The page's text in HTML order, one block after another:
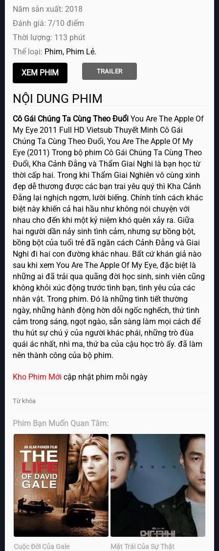
Năm sản xuất: 2018
Đánh giá: 7/10 điểm
Thời lượng: 113 phút
Thể loại: Phim Phim Lẻ
TRAILER
NỘI DUNG PHIM
Cô Gái Chúng Ta Cùng Theo Đuổi You Are The Apple Of
My Eye 2011 Full HD Vietsub Thuyết Minh Cô Gái
Chúng Ta Cùng Theo Đuổi, You Are The Apple Of My
Eye (2011) Trong bộ phim Cô Gái Chúng Ta Cùng Theo
Đuổi, Kha Cảnh Đằng và Thẩm Giai Nghi là bạn học từ
thời cấp hai. Trong khi Thẩm Giai Nghiên vô cùng xinh
đẹp dễ thương được các bạn trai yêu quý thì Kha Cảnh
Đằng lại nghịch ngợm, lười biếng. Chính tính cách khác
biệt này khiến cả hai hầu như không nói chuyện với
nhau cho đến khi một kỷ niệm khó quên xảy ra. Giữa
hai người dần nảy sinh tình cảm, nhưng sự bồng bột,
bồng bột của tuổi trẻ đã ngăn cách Cảnh Đằng và Giai
Nghi đi hai con đường khác nhau. Bất cứ khán giả nào
sau khi xem You Are The Apple Of My Eye, đặc biệt là
những ai đã trải qua quãng đời học sinh, sinh viên cũng
không khỏi xúc động trước tình bạn, tình yêu của các
nhân vật. Trong phim. Đó là những tình tiết thường
ngày, những hành động hờn dỗi ngốc nghếch, thứ tình
cảm trong sáng, ngọt ngào, sẵn sàng làm mọi cách để
thu hút sự chú ý của người khác phái, những trò đùa
quái ác nhất, nhì ma, thứ ba của cậu học trò ấy. đã làm
nên thành công của bộ phim.
Kho Phim Mới cập nhật phim mỗi ngày
Từ khóa
Phim Bạn Muốn Quan Tâm:
Cuộc Đời Của Gale Mặt Trái Của Sự Thật